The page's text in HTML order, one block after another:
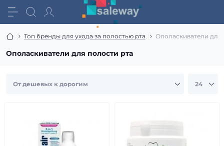
Топ бренды для ухода за полостью рта Ополаскиватели для
Ополаскиватели для полости рта